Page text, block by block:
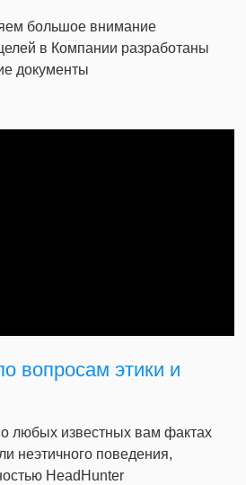
большое внимание
в Компании разработаны
документы
вопросам этики и
любых известных вам фактах
неэтичного поведения,
HeadHunter